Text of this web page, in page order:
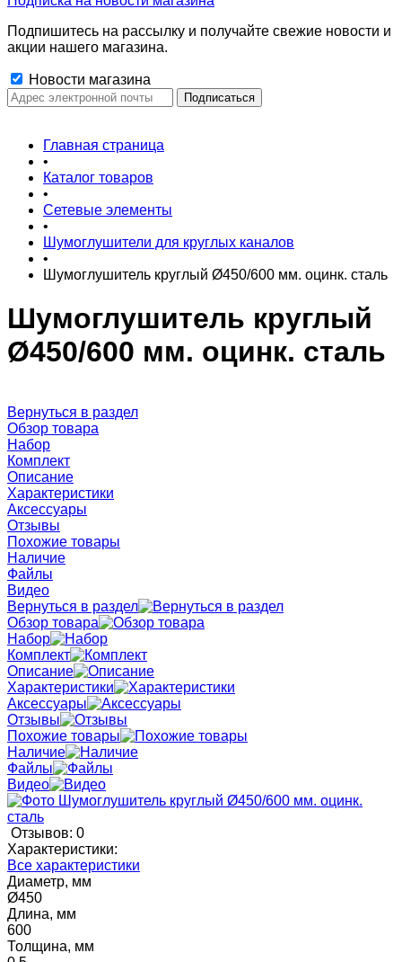
Подпишитесь на рассылку и получайте свежие новости и
акции нашего магазина.
Новости магазина
Главная страница
•
Каталог товаров
•
Сетевые элементы
•
Шумоглушители для круглых каналов
•
Шумоглушитель круглый Ø450/600 мм. оцинк. сталь
Шумоглушитель круглый
Ø450/600 мм. оцинк. сталь
Вернуться в раздел
Обзор товара
Набор
Комплект
Описание
Характеристики
Аксессуары
Отзывы
Похожие товары
Наличие
Файлы
Видео
Вернуться в раздел
Обзор товара
Набор
Комплект
Описание
Характеристики
Аксессуары
Отзывы
Похожие товары
Наличие
Файлы
Видео
Отзывов: 0
Характеристики:
Все характеристики
Диаметр, мм
Ø450
Длина, мм
600
Толщина, мм